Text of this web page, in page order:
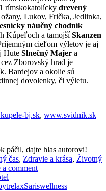
rímskokatolícky drevený
Lukov, Frička, Jedlinka,
náučný chodník
Kúpeľoch a tamojšíSkanzen
cieľom výletov je aj
Hute Slnečný Majer a
Zborovský hrad je
Bardejov a okolie sú
dovolenky, či výletu.
bj.sk, www.svidnik.sk
páčil, dajte hlas autorovi!
čas, Zdravie a krása, Životný
a comment
relaxSariswellness